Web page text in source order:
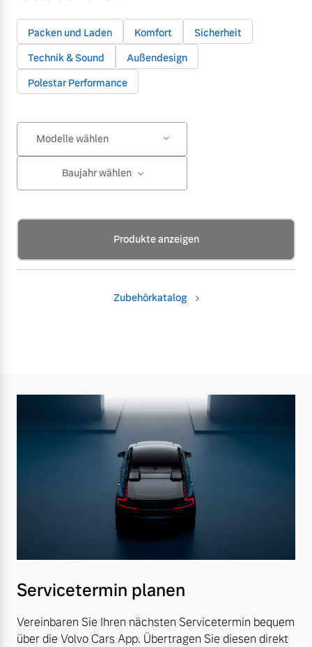
Packen und Laden Komfort
Sicherheit
Technik & Sound
Außendesign
Polestar Performance
Modelle wählen
Baujahr wählen
Produkte anzeigen
Zubehörkatalog
Servicetermin planen
Vereinbaren Sie Ihren nächsten Servicetermin bequem
über die Volvo Cars App. Übertragen Sie diesen direkt